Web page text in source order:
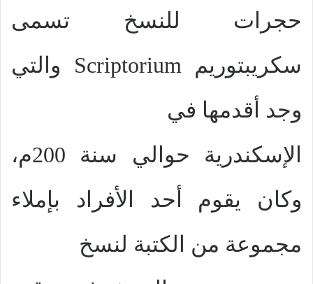
حجرات للنسخ تسمى
سكريبتوريم Scriptorium والتي
وجد أقدمها في
الإسكندرية حوالي سنة 200م،
وكان يقوم أحد الأفراد بإملاء
مجموعة من الكتبة لنسخ